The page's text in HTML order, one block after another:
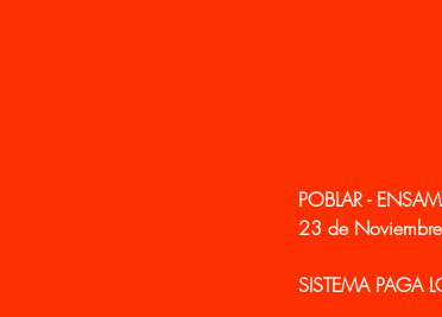
POBLAR -
23 de
SISTEMA PAGA